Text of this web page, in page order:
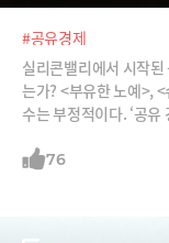
#공유경제
실리콘밸리에서 시작
는가? <부유한 노예>,
수는 부정적이다. ‘공
Economy)라고 비판했
76